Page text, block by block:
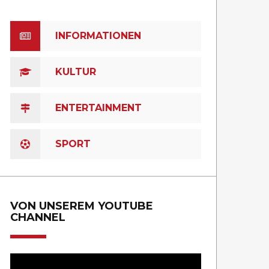
INFORMATIONEN
KULTUR
ENTERTAINMENT
SPORT
VON UNSEREM YOUTUBE
CHANNEL